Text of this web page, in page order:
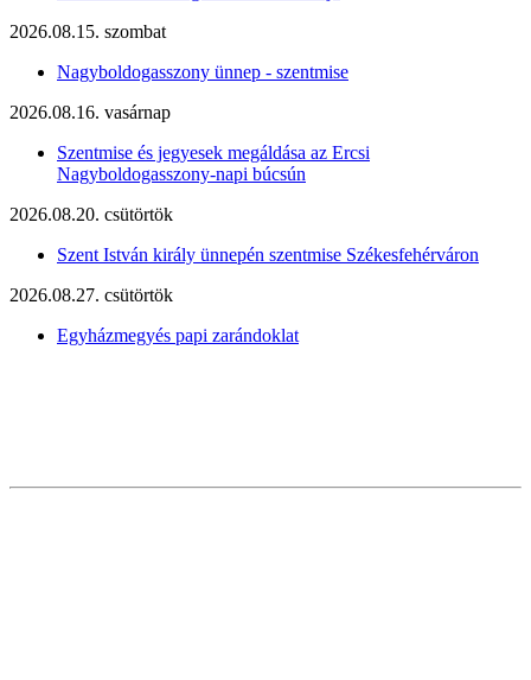
2026.08.15. szombat
Nagyboldogasszony ünnep - szentmise
2026.08.16. vasárnap
Szentmise és jegyesek megáldása az Ercsi
Nagyboldogasszony-napi búcsún
2026.08.20. csütörtök
Szent István király ünnepén szentmise Székesfehérváron
2026.08.27. csütörtök
Egyházmegyés papi zarándoklat